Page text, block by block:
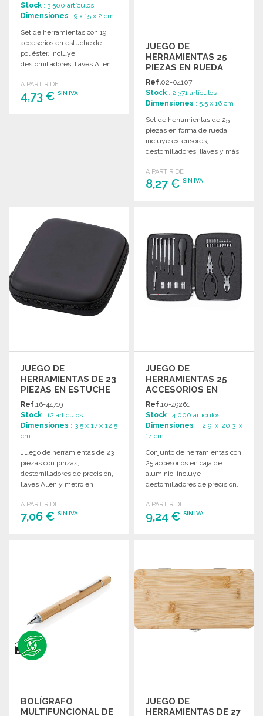
Stock : 3 500 artículos
Dimensiones : 9 x 15 x 2 cm
Set de herramientas con 19
accesorios en estuche de
poliéster, incluye
destornilladores, llaves Allen,
diversas reparaciones.
A PARTIR DE
4,73 € SIN IVA
JUEGO DE
HERRAMIENTAS 25
PIEZAS EN RUEDA
Ref.02-04107
Stock : 2 371 artículos
Dimensiones : 5.5 x 16 cm
Set de herramientas de 25
piezas en forma de rueda,
incluye extensores,
destornilladores, llaves y más
A PARTIR DE
8,27 €SIN IVA
JUEGO DE
HERRAMIENTAS DE 23
PIEZAS EN ESTUCHE
PU A PRECIOS DE
MAYORISTA
Ref.16-44719
Stock : 12 artículos
Dimensiones : 3.5 x 17 x 12.5
cm
Juego de herramientas de 23
piezas con pinzas,
destornilladores de precisión,
llaves Allen y metro en
A PARTIR DE
7,06 € SIN IVA
JUEGO DE
HERRAMIENTAS 25
ACCESORIOS EN
ESTUCHE A PRECIOS
DE MAYORISTA
Ref.10-49261
Stock : 4 000 artículos
Dimensiones : 2.9 x 20.3 x
14 cm
Conjunto de herramientas con
25 accesorios en caja de
aluminio, incluye
destornilladores de precisión,
pinzas.
A PARTIR DE
9,24 €SIN IVA
BOLÍGRAFO
MULTIFUNCIONAL DE
JUEGO DE
HERRAMIENTAS DE 27